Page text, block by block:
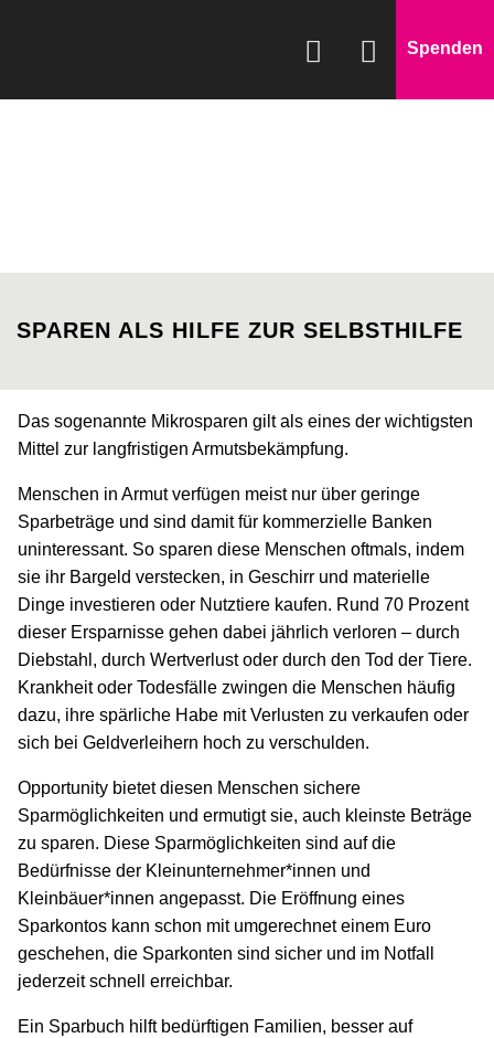
Spenden
SPAREN ALS HILFE ZUR SELBSTHILFE
Das sogenannte Mikrosparen gilt als eines der wichtigsten
Mittel zur langfristigen Armutsbekämpfung.
Menschen in Armut verfügen meist nur über geringe
Sparbeträge und sind damit für kommerzielle Banken
uninteressant. So sparen diese Menschen oftmals, indem
sie ihr Bargeld verstecken, in Geschirr und materielle
Dinge investieren oder Nutztiere kaufen. Rund 70 Prozent
dieser Ersparnisse gehen dabei jährlich verloren – durch
Diebstahl, durch Wertverlust oder durch den Tod der Tiere.
Krankheit oder Todesfälle zwingen die Menschen häufig
dazu, ihre spärliche Habe mit Verlusten zu verkaufen oder
sich bei Geldverleihern hoch zu verschulden.
Opportunity bietet diesen Menschen sichere
Sparmöglichkeiten und ermutigt sie, auch kleinste Beträge
zu sparen. Diese Sparmöglichkeiten sind auf die
Bedürfnisse der Kleinunternehmer*innen und
Kleinbäuer*innen angepasst. Die Eröffnung eines
Sparkontos kann schon mit umgerechnet einem Euro
geschehen, die Sparkonten sind sicher und im Notfall
jederzeit schnell erreichbar.
Ein Sparbuch hilft bedürftigen Familien, besser auf